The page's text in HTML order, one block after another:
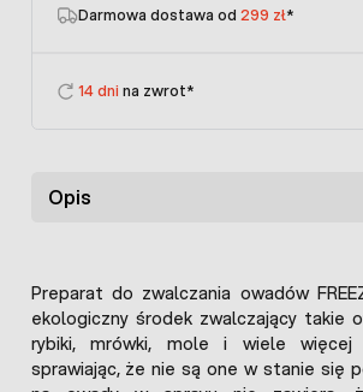
Darmowa dostawa od 299 zł*
14 dni na zwrot*
Opis
Preparat do zwalczania owadów
ekologiczny środek zwalczający takie
rybiki, mrówki, mole i wiele
sprawiając, że nie są one w stanie się